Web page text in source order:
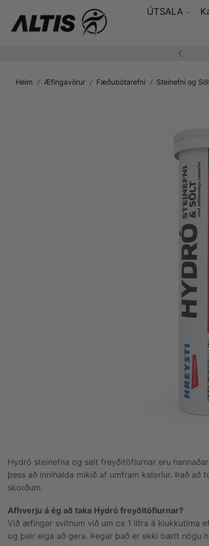
ÚTSALA
Heim / Æfingavörur / Fæðubótarefni / Steinefni og
Hydró steinefna og salt freyðitöflurnar eru
þess að innihalda mikið af umfram kaloríur. Það
skorðum.
Afhverju á ég að taka Hydró freyðitöflurnar?
Við æfingar svitnum við um ca 1 lítra á klukkutíma
og þeir eiga að gera. Þegar það er ekki bætt nógu